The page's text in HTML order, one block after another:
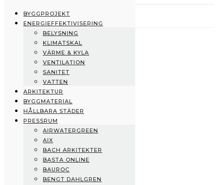
Byggprojekt
Energieffektivisering
Belysning
Klimatskal
Värme & Kyla
Ventilation
Sanitet
Vatten
Arkitektur
Byggmaterial
Hållbara städer
Pressrum
AirWaterGreen
AIX
Bach Arkitekter
BASTA Online
BYGGPROJEKT
ENERGIEFFEKTIVISERING
BELYSNING
KLIMATSKAL
VÄRME & KYLA
VENTILATION
SANITET
VATTEN
ARKITEKTUR
BYGGMATERIAL
HÅLLBARA STÄDER
PRESSRUM
AIRWATERGREEN
AIX
BACH ARKITEKTER
BASTA ONLINE
BAUROC
BENGT DAHLGREN